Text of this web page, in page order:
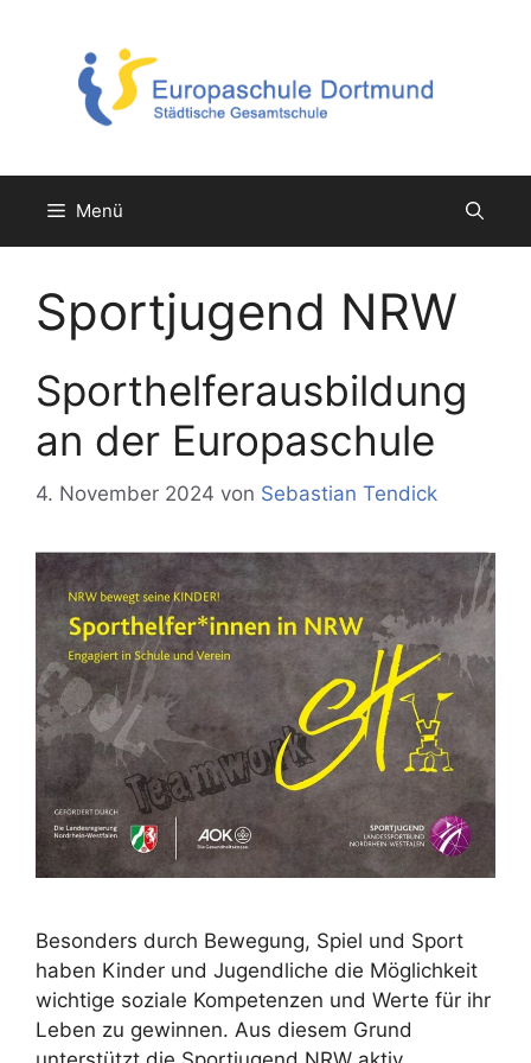
springen
Menü
Sportjugend NRW
Sporthelferausbildung
an der Europaschule
4. November 2024 von Sebastian Tendick
Besonders durch Bewegung, Spiel und Sport
haben Kinder und Jugendliche die Möglichkeit
wichtige soziale Kompetenzen und Werte für ihr
Leben zu gewinnen. Aus diesem Grund